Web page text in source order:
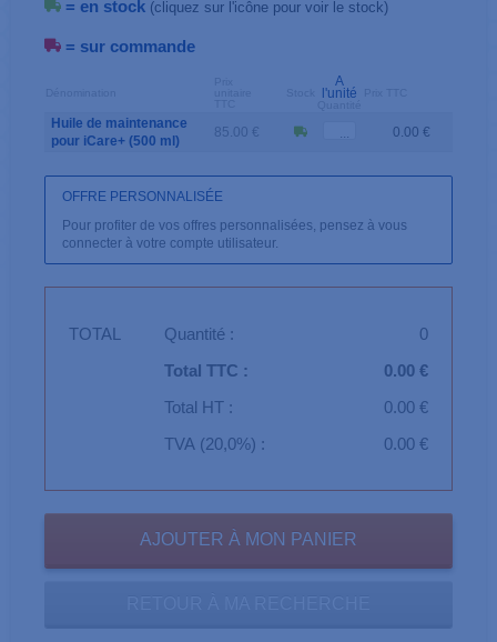
= en stock (cliquez sur l'icône pour voir le stock)
= sur commande
A
l'unité
Huile de maintenance
pour iCare+ (500 ml)
85.00 € 0.00 €
OFFRE PERSONNALISÉE
Pour profiter de vos offres personnalisées, pensez à vous
connecter à votre compte utilisateur.
TOTAL Quantité :
0
Total TTC :
0.00 €
Total HT :
0.00 €
TVA (20,0%) :
0.00 €